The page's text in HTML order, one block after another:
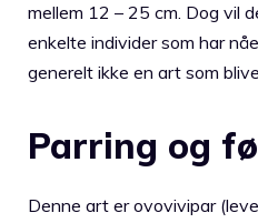
mellem 12 – 25 cm. Dog vil
enkelte individer som har
generelt ikke en art som
Parring og
Denne art er ovovivipar